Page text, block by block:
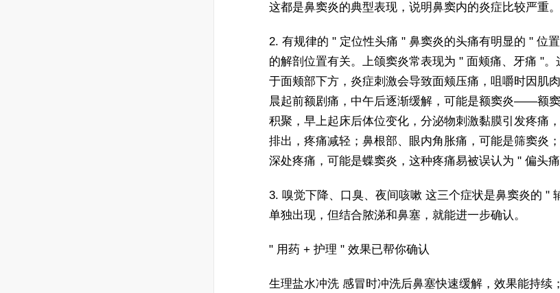
这都是鼻窦炎的典型表现，说明鼻窦内的炎症比较严重。
2. 有规律的 " 定位性头痛 " 鼻窦炎的头痛有明显的 " 位
的解剖位置有关。上颌窦炎常表现为 " 面颊痛、牙痛 "。
于面颊部下方，炎症刺激会导致面颊压痛，咀嚼时因肌
晨起前额剧痛，中午后逐渐缓解，可能是额窦炎——额
积聚，早上起床后体位变化，分泌物刺激黏膜引发疼痛
排出，疼痛减轻；鼻根部、眼内角胀痛，可能是筛窦炎
深处疼痛，可能是蝶窦炎，这种疼痛易被误认为 " 偏头痛
3. 嗅觉下降、口臭、夜间咳嗽 这三个症状是鼻窦炎的 "
单独出现，但结合脓涕和鼻塞，就能进一步确认。
" 用药 + 护理 " 效果已帮你确认
生理盐水冲洗 感冒时冲洗后鼻塞快速缓解，效果能持续